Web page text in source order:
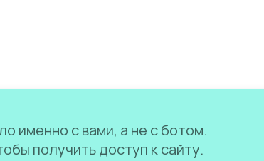
именно с вами, а не с ботом.
получить доступ к сайту.